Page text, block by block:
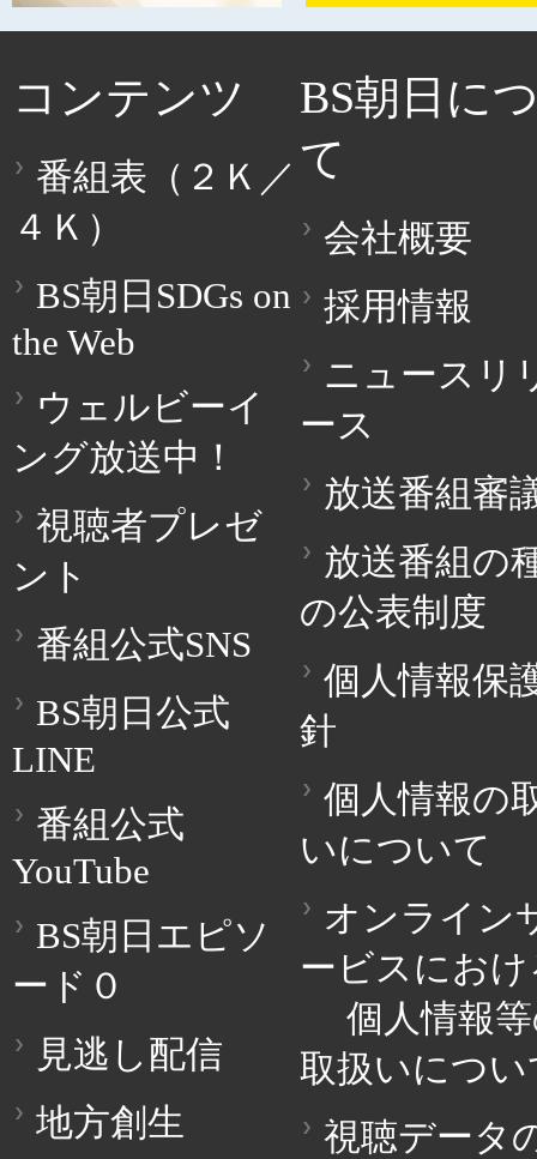
コンテンツ
番組表（２Ｋ／
４Ｋ）
BS朝日SDGs on
the Web
ウェルビーイ
ング放送中！
視聴者プレゼ
ント
番組公式SNS
BS朝日公式
LINE
番組公式
YouTube
BS朝日エピソ
ード０
見逃し配信
地方創生
BS朝日に
て
会社概要
採用情報
ニュースリ
ース
放送番組審
放送番組の
の公表制度
個人情報保
針
個人情報の
いについて
オンライン
ービスにお
個人情報
取扱いについ
視聴データ